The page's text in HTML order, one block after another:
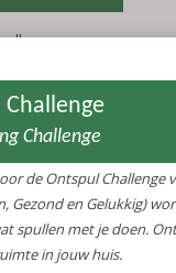
van
van wat
zorgt voor
blij maken
deze een
'Circulair
Leiden